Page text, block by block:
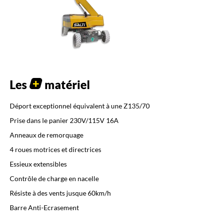
Les matériel
Déport exceptionnel équivalent à une Z135/70
Prise dans le panier 230V/115V 16A
Anneaux de remorquage
4 roues motrices et directrices
Essieux extensibles
Contrôle de charge en nacelle
Résiste à des vents jusque 60km/h
Barre Anti-Ecrasement